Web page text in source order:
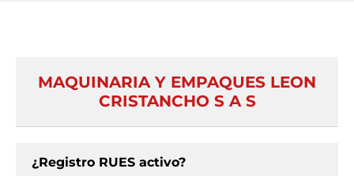
MAQUINARIA Y EMPAQUES LEON
CRISTANCHO S A S
¿Registro RUES activo?